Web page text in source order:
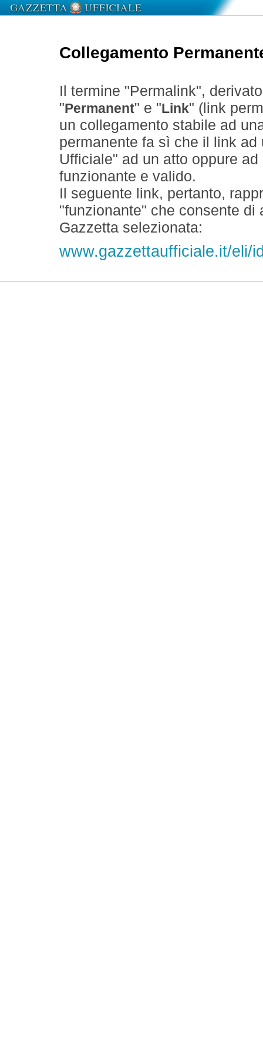
Collegamento
Il termine "Permalink",
" Permanent" e " Link" (link
un collegamento stabile ad
permanente fa sì che il link
Ufficiale" ad un atto oppure
funzionante e valido.
Il seguente link, pertanto,
"funzionante" che consente
Gazzetta selezionata:
www.gazzettaufficiale.it/eli/